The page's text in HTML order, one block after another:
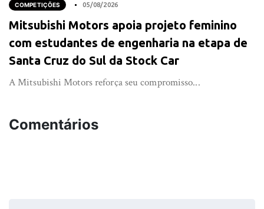
COMPETIÇÕES 05/08/2026
Mitsubishi Motors apoia projeto feminino
com estudantes de engenharia na etapa de
Santa Cruz do Sul da Stock Car
A Mitsubishi Motors reforça seu compromisso...
Comentários